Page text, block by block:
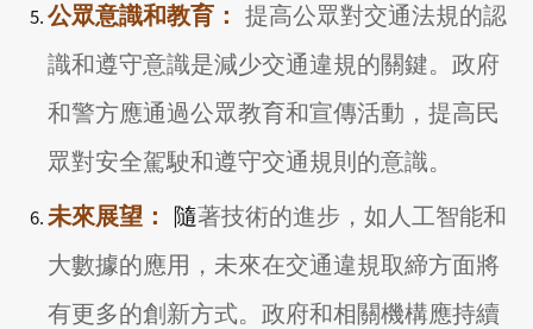
公眾意識和教育：
提高公眾對交通法規的認
識和遵守意識是減少交通違規的關鍵。政府
和警方應通過公眾教育和宣傳活動，提高民
眾對安全駕駛和遵守交通規則的意識。
未來展望： 隨著技術的進步，如人工智能和
大數據的應用，未來在交通違規取締方面將
有更多的創新方式。政府和相關機構應持續